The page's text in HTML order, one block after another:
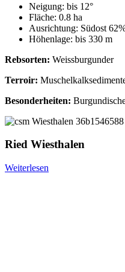
Neigung: bis 12°
Fläche: 0.8 ha
Ausrichtung: Südost
Höhenlage: bis 330 m
Rebsorten: Weissburgunder
Terroir:
Besonderheiten:
Ried Wiesthalen
Weiterlesen